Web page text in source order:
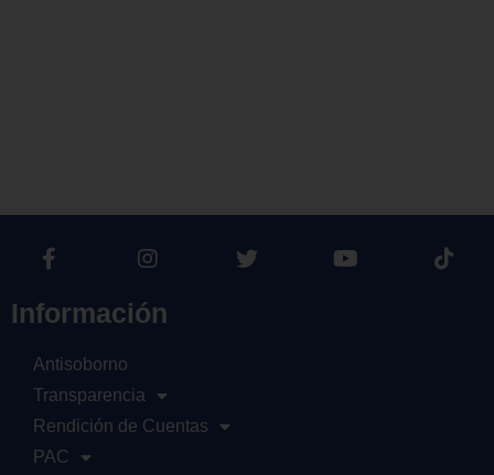
Información
Antisoborno
Transparencia
Rendición de Cuentas
PAC